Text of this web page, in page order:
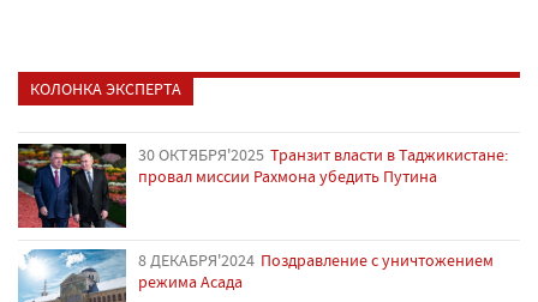
КОЛОНКА ЭКСПЕРТА
30 ОКТЯБРЯ'2025 Транзит власти в Таджикистане:
провал миссии Рахмона убедить Путина
8 ДЕКАБРЯ'2024 Поздравление с уничтожением
режима Асада